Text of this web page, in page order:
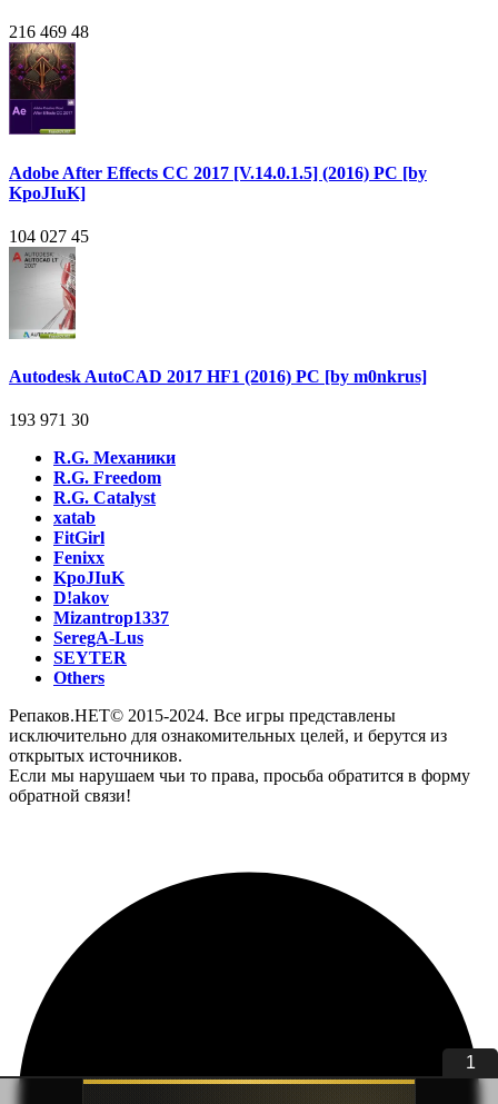
216 469 48
Adobe After Effects CC 2017 [V.14.0.1.5] (2016) PC [by
KpoJIuK]
104 027 45
Autodesk AutoCAD 2017 HF1 (2016) PC [by m0nkrus]
193 971 30
R.G. Механики
R.G. Freedom
R.G. Catalyst
xatab
FitGirl
Fenixx
KpoJIuK
D!akov
Mizantrop1337
SeregA-Lus
SEYTER
Others
Репаков.НЕТ© 2015-2024. Все игры представлены
исключительно для ознакомительных целей, и берутся из
открытых источников.
Если мы нарушаем чьи то права, просьба обратится в форму
обратной связи!